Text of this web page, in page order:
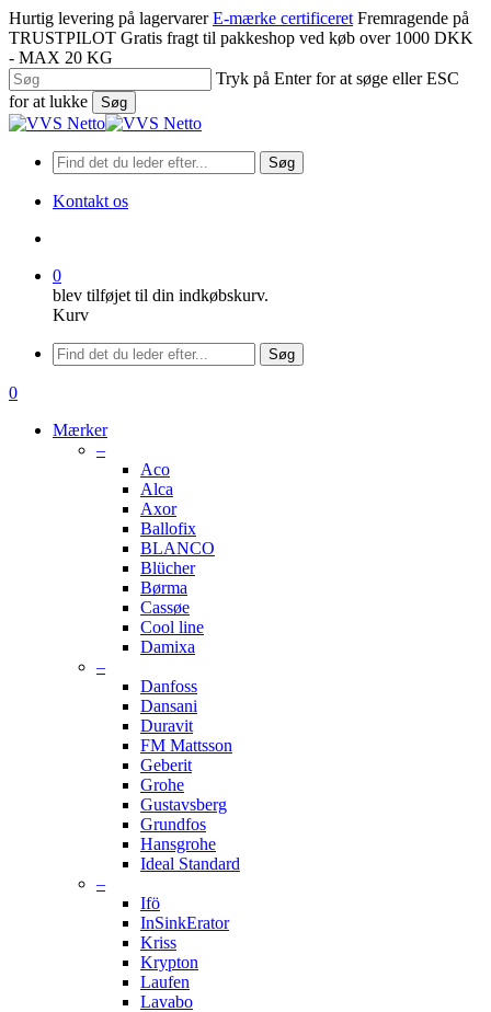
Spring
til
hovedindhold
Hurtig levering på lagervarer E-mærke certificeret Fremragende på
TRUSTPILOT Gratis fragt til pakkeshop ved køb over 1000 DKK
- MAX 20 KG
Tryk på Enter for at søge eller ESC
for at lukke
Søg
Luk
Søg
Kontakt os
0
blev tilføjet til din indkøbskurv.
Kurv
Menu
Søg
søge
0
Mærker
–
Aco
Alca
Axor
Ballofix
BLANCO
Blücher
Børma
Cassøe
Cool line
Damixa
–
Danfoss
Dansani
Duravit
FM Mattsson
Geberit
Grohe
Gustavsberg
Grundfos
Hansgrohe
Ideal Standard
–
Ifö
InSinkErator
Kriss
Krypton
Laufen
Lavabo